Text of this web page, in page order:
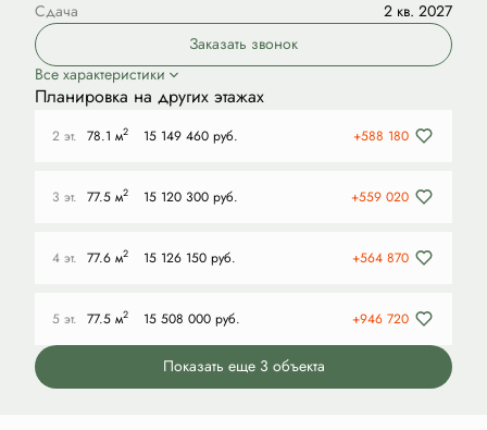
Сдача
2 кв. 2027
Заказать звонок
Все характеристики
Планировка на других этажах
2 эт. 78.1 м2 15 149 460 руб. +588 180
3 эт. 77.5 м2 15 120 300 руб. +559 020
4 эт. 77.6 м2 15 126 150 руб. +564 870
5 эт. 77.5 м2 15 508 000 руб. +946 720
Показать еще 3 объектa